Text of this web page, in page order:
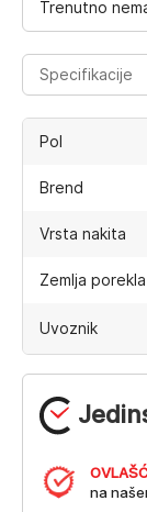
Trenutno
na
Specifikacije
Pol
Brend
Vrsta nakita
Zemlja porekla
Uvoznik